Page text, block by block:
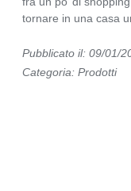
tornare in una casa
Pubblicato il: 09/01/
Categoria: Prodotti